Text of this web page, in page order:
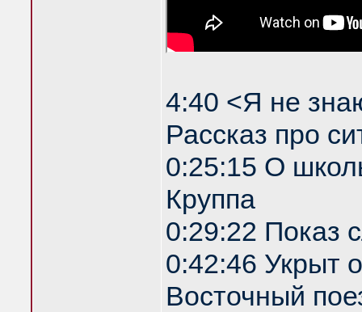
4:40 <Я не
Рассказ про
0:25:15 О
Круппа
0:29:22 Показ
0:42:46 Укрыт
Восточный